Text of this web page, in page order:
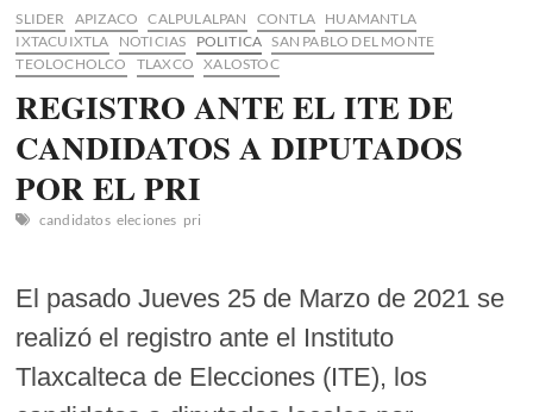
SLIDER APIZACO CALPULALPAN CONTLA HUAMANTLA
IXTACUIXTLA
NOTICIAS POLITICA SAN PABLO DEL MONTE
TEOLOCHOLCO
TLAXCO XALOSTOC
REGISTRO ANTE EL ITE DE
CANDIDATOS A DIPUTADOS
POR EL PRI
candidatos eleciones pri
El pasado Jueves 25 de Marzo de 2021 se
realizó el registro ante el Instituto
Tlaxcalteca de Elecciones (ITE), los